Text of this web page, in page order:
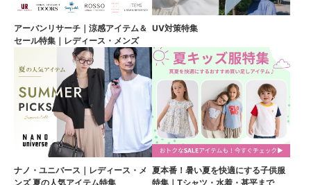
アーバンリサーチ｜涼感アイテム＆
セール特集｜レディース・メンズ
UV対策特集
ナノ・ユニバース｜レディース・メ
ンズ 夏の人気アイテム特集
夏本番！暑い夏を快適にする子供服
特集｜Tシャツ・水着・甚平まで